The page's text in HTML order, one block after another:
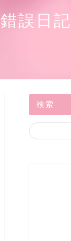
誤日記
検索